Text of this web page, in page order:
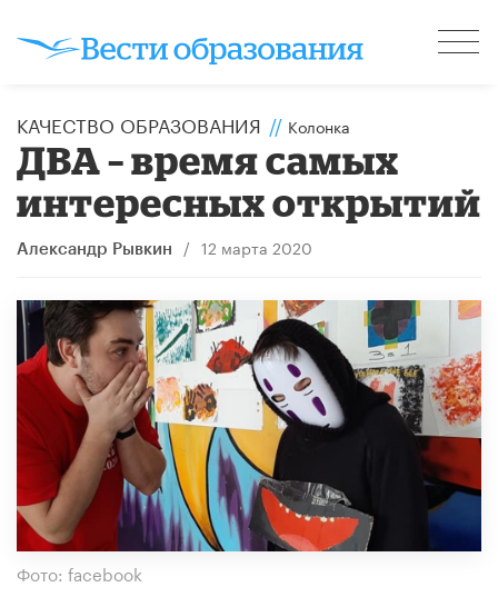
КАЧЕСТВО ОБРАЗОВАНИЯ // Колонка
ДВА – время самых
интересных открытий
Александр Рывкин / 12 марта 2020
Фото: facebook